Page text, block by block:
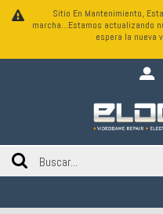
Sitio En Mantenimiento,
marcha...Estamos actualizando
espera la nueva